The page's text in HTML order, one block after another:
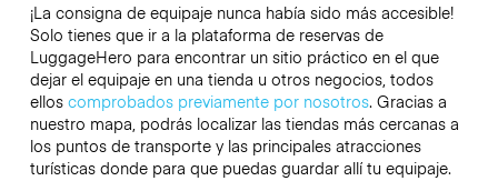
¡La consigna de equipaje nunca había sido más accesible!
Solo tienes que ir a la plataforma de reservas de
LuggageHero para encontrar un sitio práctico en el que
dejar el equipaje en una tienda u otros negocios, todos
ellos comprobados previamente por nosotros. Gracias a
nuestro mapa, podrás localizar las tiendas más cercanas a
los puntos de transporte y las principales atracciones
turísticas donde para que puedas guardar allí tu equipaje.